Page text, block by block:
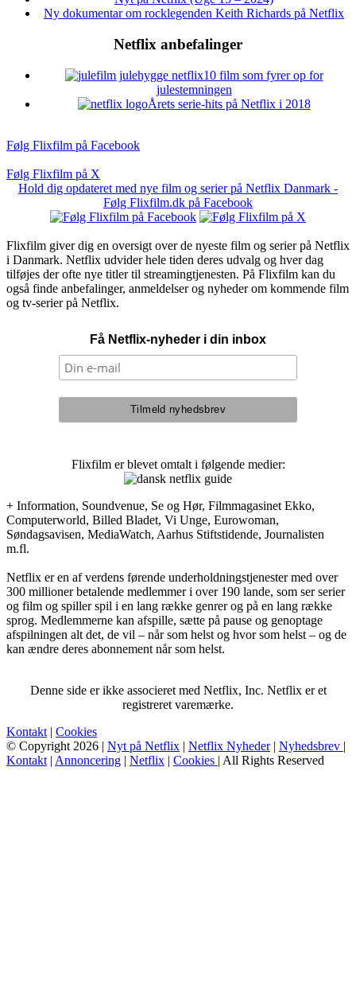
Ny dokumentar om rocklegenden Keith Richards på Netflix
Netflix anbefalinger
10 film som fyrer op for
julestemningen
Årets serie-hits på Netflix i 2018
Følg Flixfilm på Facebook
Følg Flixfilm på X
Hold dig opdateret med nye film og serier på Netflix Danmark -
Følg Flixfilm.dk på Facebook
Flixfilm giver dig en oversigt over de nyeste film og serier på Netflix
i Danmark. Netflix udvider hele tiden deres udvalg og hver dag
tilføjes der ofte nye titler til streamingtjenesten. På Flixfilm kan du
også finde anbefalinger, anmeldelser og nyheder om kommende film
og tv-serier på Netflix.
Få Netflix-nyheder i din inbox
Flixfilm er blevet omtalt i følgende medier:
+ Information, Soundvenue, Se og Hør, Filmmagasinet Ekko,
Computerworld, Billed Bladet, Vi Unge, Eurowoman,
Søndagsavisen, MediaWatch, Aarhus Stiftstidende, Journalisten
m.fl.
Netflix er en af verdens førende underholdningstjenester med over
300 millioner betalende medlemmer i over 190 lande, som ser serier
og film og spiller spil i en lang række genrer og på en lang række
sprog. Medlemmerne kan afspille, sætte på pause og genoptage
afspilningen alt det, de vil – når som helst og hvor som helst – og de
kan ændre deres abonnement når som helst.
Denne side er ikke associeret med Netflix, Inc. Netflix er et
registreret varemærke.
Kontakt | Cookies
© Copyright 2026 | Nyt på Netflix | Netflix Nyheder| Nyhedsbrev |
Kontakt | Annoncering | Netflix | Cookies | All Rights Reserved